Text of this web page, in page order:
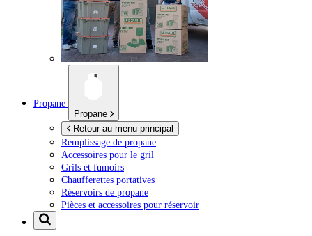
Propane
Propane
Retour au menu principal
Remplissage de propane
Accessoires pour le gril
Grils et fumoirs
Chaufferettes portatives
Réservoirs de propane
Pièces et accessoires pour réservoir